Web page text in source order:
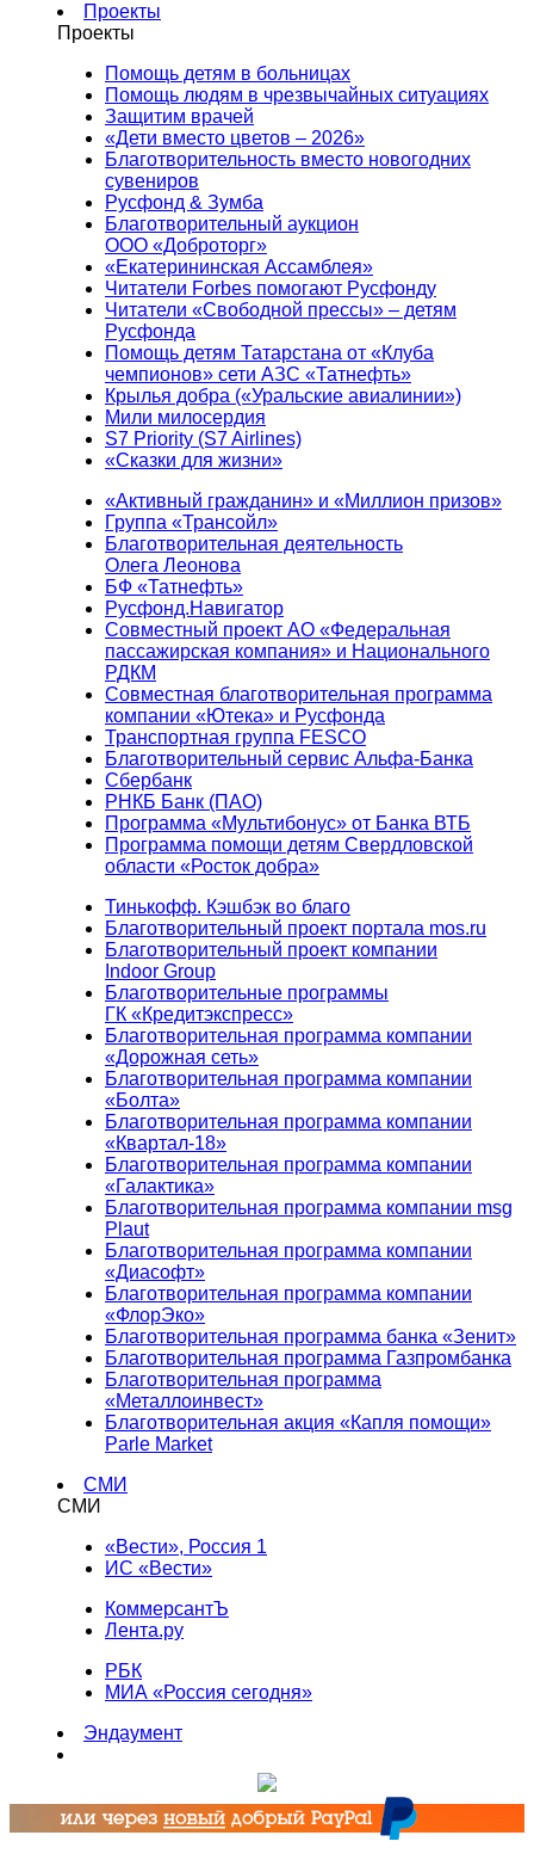
Проекты
Проекты
Помощь детям в больницах
Помощь людям в чрезвычайных ситуациях
Защитим врачей
«Дети вместо цветов – 2026»
Благотворительность вместо новогодних
сувениров
Русфонд & Зумба
Благотворительный аукцион
ООО «Доброторг»
«Екатерининская Ассамблея»
Читатели Forbes помогают Русфонду
Читатели «Свободной прессы» – детям
Русфонда
Помощь детям Татарстана от «Клуба
чемпионов» сети АЗС «Татнефть»
Крылья добра («Уральские авиалинии»)
Мили милосердия
S7 Priority (S7 Airlines)
«Сказки для жизни»
«Активный гражданин» и «Миллион призов»
Группа «Трансойл»
Благотворительная деятельность
Олега Леонова
БФ «Татнефть»
Русфонд.Навигатор
Совместный проект АО «Федеральная
пассажирская компания» и Национального
РДКМ
Совместная благотворительная программа
компании «Ютека» и Русфонда
Транспортная группа FESCO
Благотворительный сервис Альфа-Банка
Сбербанк
РНКБ Банк (ПАО)
Программа «Мультибонус» от Банка ВТБ
Программа помощи детям Свердловской
области «Росток добра»
Тинькофф. Кэшбэк во благо
Благотворительный проект портала mos.ru
Благотворительный проект компании
Indoor Group
Благотворительные программы
ГК «Кредитэкспресс»
Благотворительная программа компании
«Дорожная сеть»
Благотворительная программа компании
«Болта»
Благотворительная программа компании
«Квартал-18»
Благотворительная программа компании
«Галактика»
Благотворительная программа компании msg
Plaut
Благотворительная программа компании
«Диасофт»
Благотворительная программа компании
«ФлорЭко»
Благотворительная программа банка «Зенит»
Благотворительная программа Газпромбанка
Благотворительная программа
«Металлоинвест»
Благотворительная акция «Капля помощи»
Parle Market
СМИ
СМИ
«Вести», Россия 1
ИС «Вести»
КоммерсантЪ
Лента.ру
РБК
МИА «Россия сегодня»
Эндаумент